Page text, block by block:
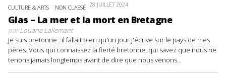
CULTURE & ARTS NON CLASSÉ 28 JUILLET 2024
Glas – La mer et la mort en Bretagne
parLouane Lallemant
Je suis bretonne : il fallait bien qu'un jour j'écrive sur le pays de mes
pères. Vous qui connaissez la fierté bretonne, qui savez que nous ne
tenons jamais longtemps avant de dire que nous venons...